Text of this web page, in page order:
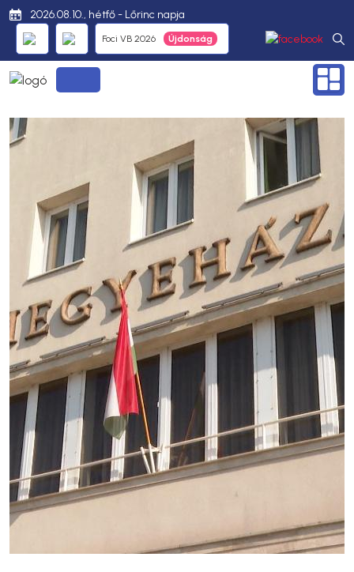
2026.08.10., hétfő - Lőrinc napja
Foci VB 2026